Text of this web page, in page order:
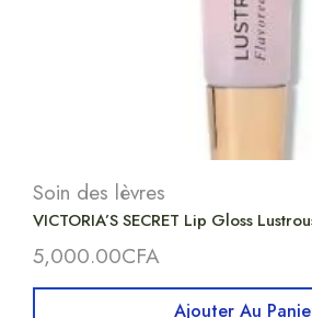
Soin des lèvres
VICTORIA’S SECRET Lip Gloss
5,000.00CFA
Ajouter Au